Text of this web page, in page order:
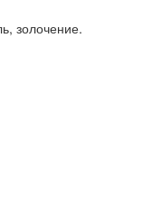
золочение.